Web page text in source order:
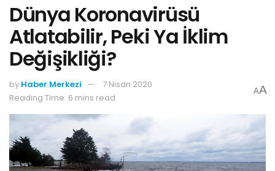
Dünya Koronavirüsü
Atlatabilir, Peki Ya İklim
Değişikliği?
by Haber Merkezi
7 Nisan 2020
Reading Time: 6 mins read
AA